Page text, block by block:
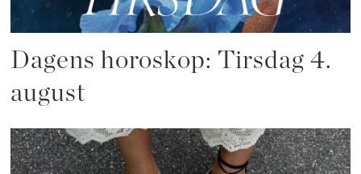
Dagens horoskop: Tirsdag 4.
august